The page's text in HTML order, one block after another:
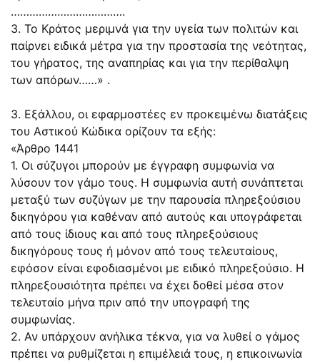
……………………………….
3. Το Κράτος μεριμνά για την υγεία των πολιτών και
παίρνει ειδικά μέτρα για την προστασία της νεότητας,
του γήρατος, της αναπηρίας και για την περίθαλψη
των απόρων……» .
3. Εξάλλου, οι εφαρμοστέες εν προκειμένω διατάξεις
του Αστικού Κώδικα ορίζουν τα εξής:
«Άρθρο 1441
1. Οι σύζυγοι μπορούν με έγγραφη συμφωνία να
λύσουν τον γάμο τους. Η συμφωνία αυτή συνάπτεται
μεταξύ των συζύγων με την παρουσία πληρεξούσιου
δικηγόρου για καθέναν από αυτούς και υπογράφεται
από τους ίδιους και από τους πληρεξούσιους
δικηγόρους τους ή μόνον από τους τελευταίους,
εφόσον είναι εφοδιασμένοι με ειδικό πληρεξούσιο. Η
πληρεξουσιότητα πρέπει να έχει δοθεί μέσα στον
τελευταίο μήνα πριν από την υπογραφή της
συμφωνίας.
2. Αν υπάρχουν ανήλικα τέκνα, για να λυθεί ο γάμος
πρέπει να ρυθμίζεται η επιμέλειά τους, η επικοινωνία